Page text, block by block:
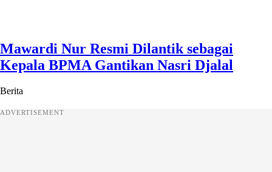
Mawardi Nur Resmi Dilantik sebagai
Kepala BPMA Gantikan Nasri Djalal
Berita
ADVERTISEMENT